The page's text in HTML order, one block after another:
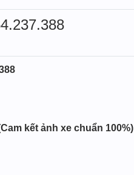
kết ảnh xe chuẩn 100%)